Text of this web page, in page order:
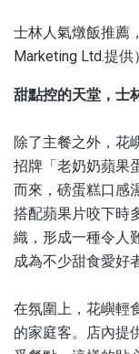
士林人氣燉飯推薦
Marketing Ltd.提供）
甜點控的天堂，士
除了主餐之外，花
招牌「老奶奶蘋果
而來，磅蛋糕口感
搭配蘋果片咬下時
織，形成一種令人
成為不少甜食愛好
在氛圍上，花嶼輕
的家庭客。店內提